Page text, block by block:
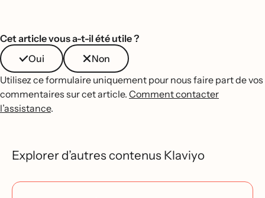
Cet article vous a-t-il été utile ?
Oui
Non
Utilisez ce formulaire uniquement pour nous faire part de vos
commentaires sur cet article. Comment contacter
l’assistance.
Explorer d’autres contenus Klaviyo